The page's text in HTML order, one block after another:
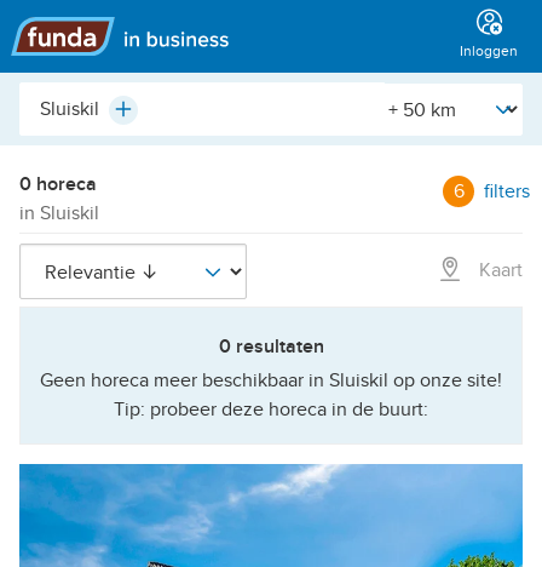
Hoofdmenu
Inloggen
Plaats,
etc.
Plus [Straal]
0 horeca
in Sluiskil
6 filters
Kaart
0 resultaten
Geen horeca meer beschikbaar in Sluiskil op onze site!
Tip: probeer deze horeca in de buurt: